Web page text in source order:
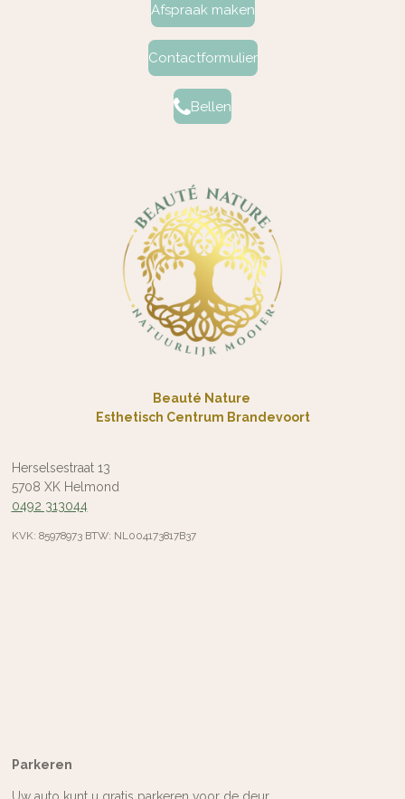
Afspraak maken
Contactformulier
Bellen
Beauté Nature
Esthetisch Centrum Brandevoort
Herselsestraat 13
5708 XK Helmond
0492 313044
KVK: 85978973 BTW: NL004173817B37
Parkeren